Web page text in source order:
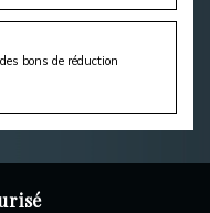
bons de réduction